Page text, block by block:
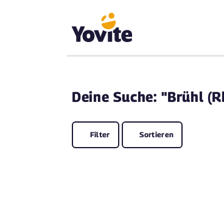
Deine Suche: "Brühl
Filter Sortieren